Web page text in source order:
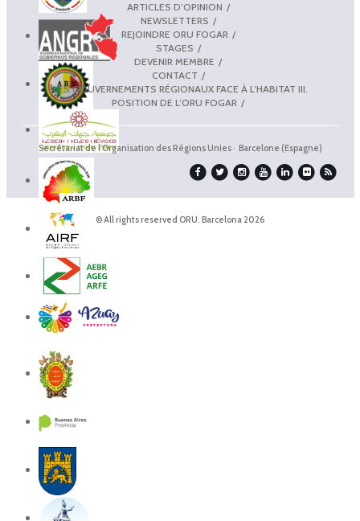
ARTICLES D’OPINION
NEWSLETTERS
REJOINDRE ORU FOGAR
STAGES
DEVENIR MEMBRE
CONTACT
LES GOUVERNEMENTS RÉGIONAUX FACE À L’HABITAT III.
POSITION DE L’ORU FOGAR
Secrétariat de l'Organisation des Régions Unies · Barcelone (Espagne)
© All rights reserved ORU. Barcelona 2026